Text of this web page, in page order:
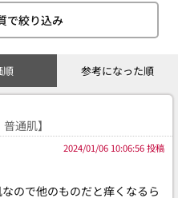
で絞り込み
順 参考になった順
通肌】
2024/01/06 10:06:56 投稿
ので他のものだと痒くなるら